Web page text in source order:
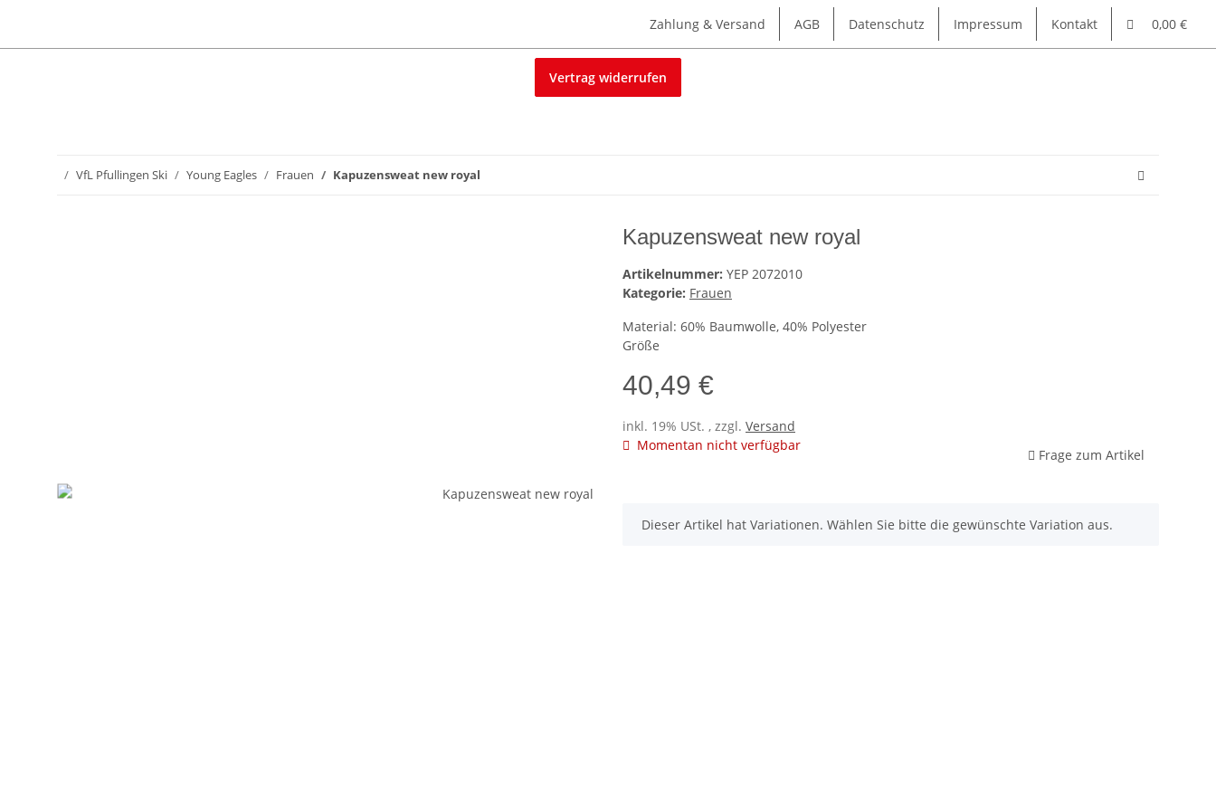
Zahlung & Versand AGB Datenschutz Impressum Kontakt 0,00 €
Vertrag widerrufen
VfL Pfullingen Ski Young Eagles Frauen Kapuzensweat new royal
Kapuzensweat new royal
Artikelnummer: YEP 2072010
Kategorie: Frauen
Material: 60% Baumwolle, 40% Polyester
Größe
40,49 €
inkl. 19% USt. , zzgl. Versand
Momentan nicht verfügbar
Frage zum Artikel
x
Dieser Artikel hat Variationen. Wählen Sie bitte die gewünschte Variation aus.